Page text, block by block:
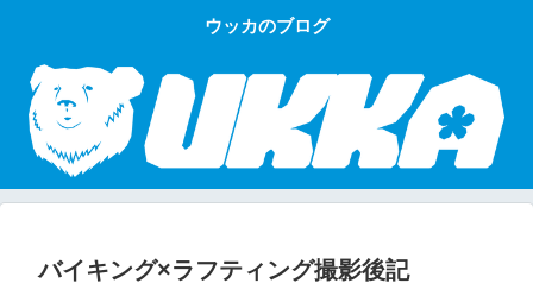
ウッカのブログ
バイキング×ラフティング撮影後記